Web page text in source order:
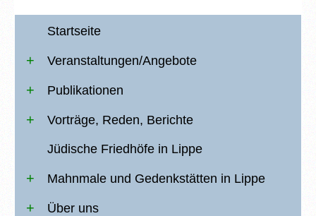
Startseite
Veranstaltungen/Angebote
Publikationen
Vorträge, Reden, Berichte
Jüdische Friedhöfe in Lippe
Mahnmale und Gedenkstätten in Lippe
Über uns